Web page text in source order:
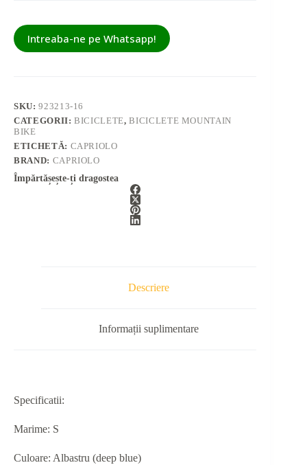
Intreaba-ne pe Whatsapp!
SKU:923213-16
CATEGORII:BICICLETE,BICICLETE MOUNTAIN
BIKE
ETICHETĂ: CAPRIOLO
BRAND: CAPRIOLO
Împărtășește-ți dragostea
Descriere
Informații suplimentare
Specificatii:
Marime: S
Culoare: Albastru (deep blue)